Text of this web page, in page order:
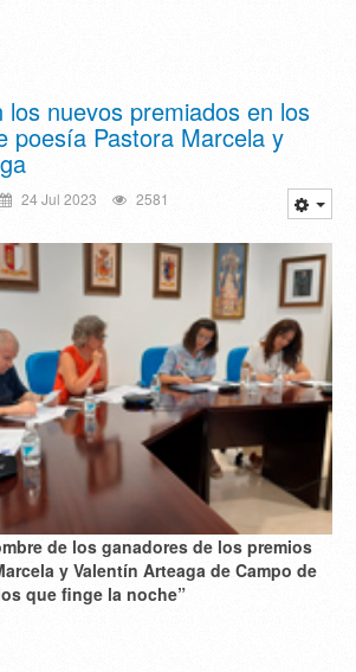
los nuevos premiados en los
poesía Pastora Marcela y
24 Jul 2023 2581
de los ganadores de los premios
y Valentín Arteaga de Campo de
que finge la noche”